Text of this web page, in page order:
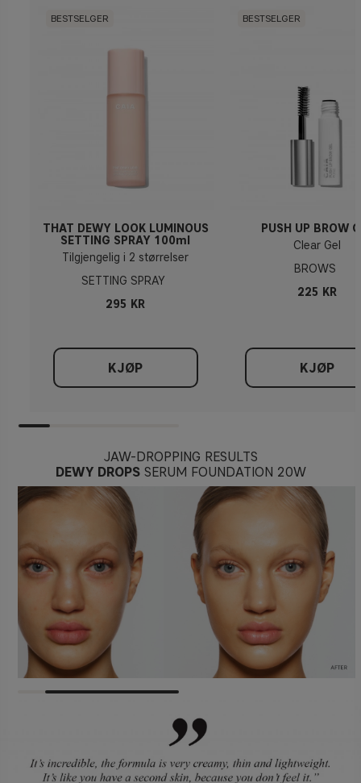
BESTSELGER
THAT DEWY LOOK LUMINOUS
SETTING SPRAY 100ml
Tilgjengelig i 2 størrelser
SETTING SPRAY
295 KR
KJØP
BESTSELGER
PUSH UP BROW
Clear Gel
BROWS
225 KR
KJØP
JAW-DROPPING RESULTS
DEWY DROPS SERUM FOUNDATION 20W